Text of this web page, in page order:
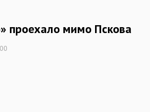
проехало мимо Пскова